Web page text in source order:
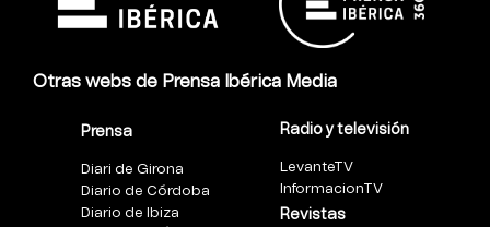
Otras webs de Prensa Ibérica Media
Prensa
Diari de Girona
Diario de Córdoba
Diario de Ibiza
Radio y televisión
LevanteTV
InformacionTV
Revistas